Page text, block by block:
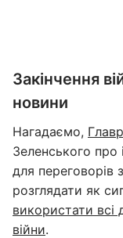
Закінчення
новини
Нагадаємо,
Зеленського про
для
розглядати як
використати всі
війни.